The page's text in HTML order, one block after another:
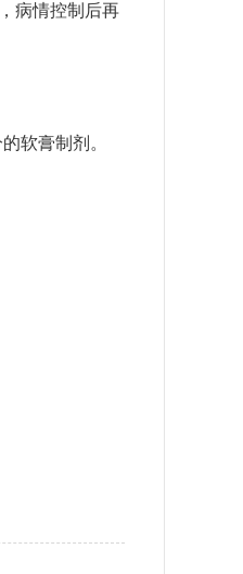
病情控制后再
软膏制剂。